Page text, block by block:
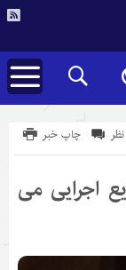
چاپ خبر
اجرایی می